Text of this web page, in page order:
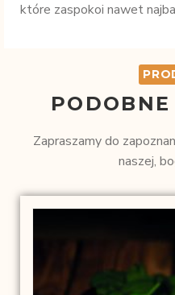
które zaspokoi nawet
Zapraszamy do
naszej,